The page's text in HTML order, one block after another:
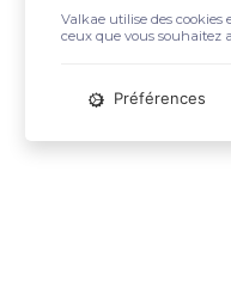
Valkae utilise des cookies
ceux que vous souhaitez
Préférences